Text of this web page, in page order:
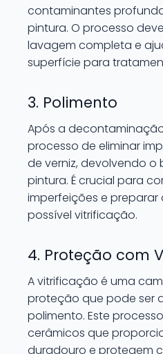
contaminantes
pintura. O processo
lavagem completa e
superfície para
3. Polimento
Após a
processo de eliminar
de verniz, devolvendo o
pintura. É crucial para
imperfeições e
possível vitrificação.
4. Proteção com
A vitrificação é uma
proteção que pode ser
polimento. Este
cerâmicos que
duradouro e protegem